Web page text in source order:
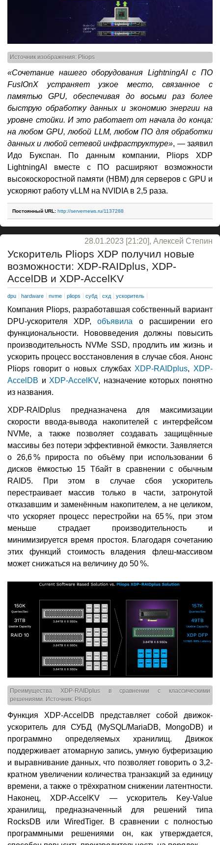
Источник изображения: Pliops
«Сочетание нашего оборудования LightningAI с ПО
FusIOnX устраняет узкое место, связанное с
памятью GPU, обеспечивая до восьми раз более
быструю обработку данных и экономию энергии на
уровне стойки. И это работает от начала до конца:
на любом GPU, любой LLM, любом ПО для обработки
данных и любой сетевой инфраструктуре», — заявил
Идо Букспан. По данным компании, Pliops XDP
LightningAI вместе с ПО расширяют возможности
высокоскоростной памяти (HBM) для серверов с GPU и
ускоряют работу vLLM на NVIDIA в 2,5 раза.
Постоянный URL: http://servernews.ru/1137288
28.01.2023 [21:20], Алексей Степин
Ускоритель Pliops XDP получил новые
возможности: XDP-RAIDplus, XDP-
AccelDB и XDP-AccelKV
dpu hardware nvme pliops субд схд ускоритель
Компания Pliops, разработавшая собственный вариант
DPU-ускорителя XDP,объявила о расширении его
функциональности. Нововведения должны повысить
производительность NVMe SSD, продлить им жизнь и
ускорить процесс восстановления в случае сбоя. Анонс
Pliops говорит о новых службах XDP-RAIDplus, XDP-
AccelDB и XDP-AccelKV, назначение которых понятно
из названия.
XDP-RAIDplus предназначена для максимизации
скорости ввода-вывода накопителей с интерфейсом
NVMe, а также позволяет создавать защищённые
массивы без потери эффективной ёмкости. Заявляется
о 26,6 % прироста по объёму при использовании 6
дисков ёмкостью 15 Тбайт в сравнении с обычным
RAID5. При этом в случае сбоя ускоритель
перестраивает массив только в части, затронутой
отказавшим и заменённым накопителем, а не целиком,
что ускоряет процесс перестройки на 65 %, при этом
меньше страдает производительность и
минимизируется время простоя. Благодаря сочетанию
этих функций стоимость владения флеш-массивом
может снижаться на величину до 50 %.
Преимущества XDP-RAIDplus в сравнении с классическими
решениями. Источник: Pliops
Функция XDP-AccelDB представляет собой движок-
ускоритель для СУБД (MySQL/MariaDB, MongoDB) и
программно определяемых хранилищ. Движок
поддерживает атомарную запись, умную буферизацию
и выравнивание данных, что позволяет говорить о 3,2-
кратном увеличении количества транзакций за единицу
времени, а также о трёхкратном снижении латентности.
Наконец, XDP-AccelKV — ускоритель Key-Value
хранилищ, предназначенный для решений типа
RocksDB или WiredTiger. В сравнении с полностью
программными решениями он, как утверждается,